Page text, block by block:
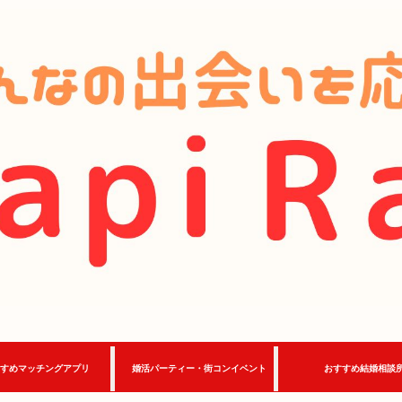
めマッチングアプリ 婚活パーティー・街コンイベント おすすめ結婚相談